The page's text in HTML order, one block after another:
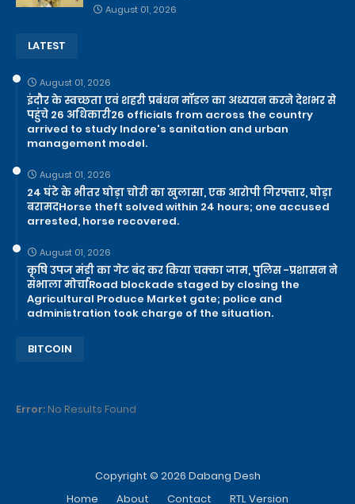
August 01, 2026
LATEST
August 01, 2026
इंदौर के स्वच्छता एवं शहरी प्रबंधन मॉडल का अध्ययन करने देशभर से
पहुंचे 26 अधिकारी26 officials from across the country
arrived to study Indore's sanitation and urban
management model.
August 01, 2026
24 घंटे के भीतर घोड़ा चोरी का खुलासा, एक आरोपी गिरफ्तार, घोड़ा
बरामदHorse theft solved within 24 hours; one accused
arrested, horse recovered.
August 01, 2026
कृषि उपज मंडी का गेट बंद कर किया चक्का जाम, पुलिस -प्रशासन ने
संभाला मोर्चाRoad blockade staged by closing the
Agricultural Produce Market gate; police and
administration took charge of the situation.
BITCOIN
Error:No Results Found
Copyright © 2026 Dabang Desh
Home
About Contact RTL Version